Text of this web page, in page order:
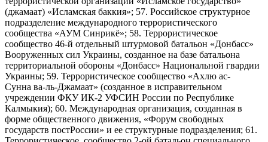
(джамаат) «Исламская баккия»; 57. Российское структурное
подразделение международного террористического
сообщества «АУМ Синрикё»; 58. Террористическое
сообщество 46-й отдельный штурмовой батальон «Донбасс»
Вооруженных сил Украины, созданное на базе батальона
территориальной обороны «Донбасс» Национальной гвардии
Украины; 59. Террористическое сообщество «Ахлю ас-
Сунна ва-ль-Джамаат» (созданное в исправительном
учреждении ФКУ ИК-2 УФСИН России по Республике
Калмыкия); 60. Международная организация, созданная в
форме общественного движения, «Форум свободных
государств постРоссии» и ее структурные подразделения; 61.